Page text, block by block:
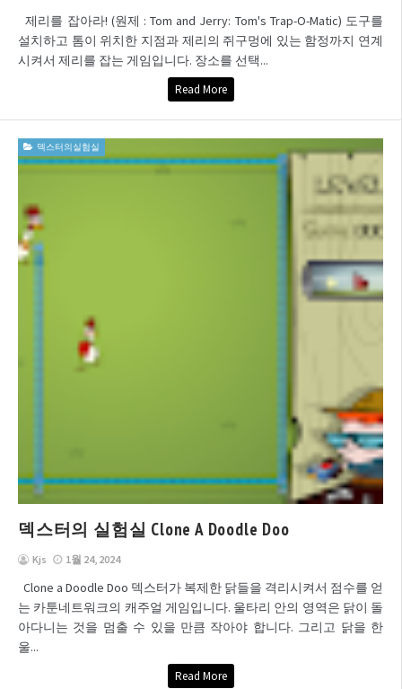
제리를 잡아라! (원제 : Tom and Jerry: Tom's Trap-O-Matic) 도구를
설치하고 톰이 위치한 지점과 제리의 쥐구멍에 있는 함정까지 연계
시켜서 제리를 잡는 게임입니다. 장소를 선택...
Read More
덱스터의실험실
덱스터의 실험실 Clone A Doodle Doo
Kjs 1월 24, 2024
Clone a Doodle Doo 덱스터가 복제한 닭들을 격리시켜서 점수를 얻
는 카툰네트워크의 캐주얼 게임입니다. 울타리 안의 영역은 닭이 돌
아다니는 것을 멈출 수 있을 만큼 작아야 합니다. 그리고 닭을 한
울...
Read More